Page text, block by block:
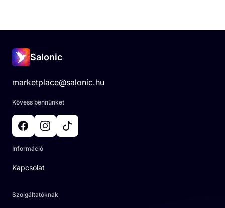
Salonic
marketplace@salonic.hu
Kövess bennünket
Információ
Kapcsolat
Szolgáltatóknak